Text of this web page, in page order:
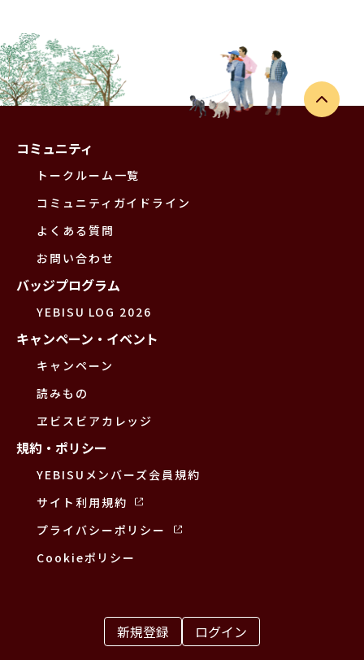
コミュニティ
トークルーム一覧
コミュニティガイドライン
よくある質問
お問い合わせ
バッジプログラム
YEBISU LOG 2026
キャンペーン・イベント
キャンペーン
読みもの
ヱビスビアカレッジ
規約・ポリシー
YEBISUメンバーズ会員規約
サイト利用規約
プライバシーポリシー
Cookieポリシー
新規登録 ログイン